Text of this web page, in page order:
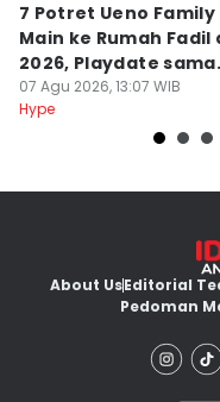
7 Potret Ueno Family
Main ke Rumah Fadil
2026, Playdate sama
Aisha!
07 Agu 2026, 13:07 WIB
Hype
About UsEditorial
Pedoman